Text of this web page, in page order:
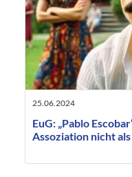
25.06.2024
EuG: „Pablo
Assoziation nicht